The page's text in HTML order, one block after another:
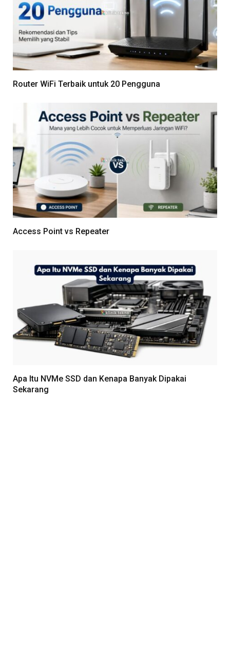
Router WiFi Terbaik untuk 20 Pengguna
Access Point vs Repeater
Apa Itu NVMe SSD dan Kenapa Banyak Dipakai
Sekarang